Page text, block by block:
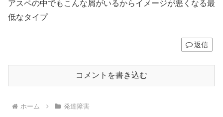
アスペの中でもこんな屑がいるからイメージが悪くなる最
低なタイプ
返信
コメントを書き込む
ホーム 発達障害